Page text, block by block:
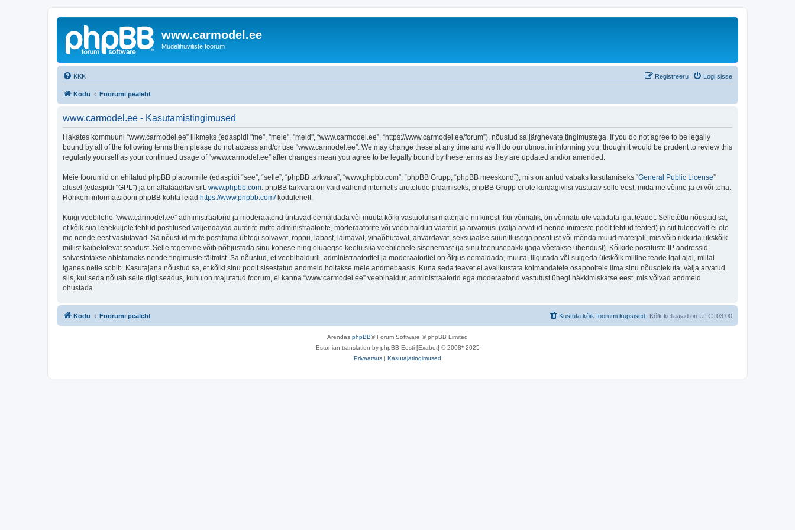
www.carmodel.ee
Mudelihuviliste foorum
KKK Logi sisse
Registreeru
Kodu Foorumi pealeht
www.carmodel.ee - Kasutamistingimused
Hakates kommuuni “www.carmodel.ee” liikmeks (edaspidi "me", "meie", "meid", “www.carmodel.ee”, “https://www.carmodel.ee/forum”), nõustud sa järgnevate tingimustega. If you do not agree to be legally
bound by all of the following terms then please do not access and/or use “www.carmodel.ee”. We may change these at any time and we’ll do our utmost in informing you, though it would be prudent to review this
regularly yourself as your continued usage of “www.carmodel.ee” after changes mean you agree to be legally bound by these terms as they are updated and/or amended.
Meie foorumid on ehitatud phpBB platvormile (edaspidi “see”, “selle”, “phpBB tarkvara”, “www.phpbb.com”, “phpBB Grupp, “phpBB meeskond”), mis on antud vabaks kasutamiseks “General Public License”
alusel (edaspidi “GPL”) ja on allalaaditav siit: www.phpbb.com . phpBB tarkvara on vaid vahend internetis arutelude pidamiseks, phpBB Grupp ei ole kuidagiviisi vastutav selle eest, mida me võime ja ei või teha.
Rohkem informatsiooni phpBB kohta leiad https://www.phpbb.com/kodulehelt.
Kuigi veebilehe “www.carmodel.ee” administraatorid ja moderaatorid üritavad eemaldada või muuta kõiki vastuolulisi materjale nii kiiresti kui võimalik, on võimatu üle vaadata igat teadet. Selletõttu nõustud sa,
et kõik siia leheküljele tehtud postitused väljendavad autorite mitte administraatorite, moderaatorite või veebihalduri vaateid ja arvamusi (välja arvatud nende inimeste poolt tehtud teated) ja siit tulenevalt ei ole
me nende eest vastutavad. Sa nõustud mitte postitama ühtegi solvavat, roppu, labast, laimavat, vihaõhutavat, ähvardavat, seksuaalse suunitlusega postitust või mõnda muud materjali, mis võib rikkuda ükskõik
millist käibelolevat seadust. Selle tegemine võib põhjustada sinu kohese ning eluaegse keelu siia veebilehele sisenemast (ja sinu teenusepakkujaga võetakse ühendust). Kõikide postituste IP aadressid
salvestatakse abistamaks nende tingimuste täitmist. Sa nõustud, et veebihalduril, administraatoritel ja moderaatoritel on õigus eemaldada, muuta, liigutada või sulgeda ükskõik milline teade igal ajal, millal
iganes neile sobib. Kasutajana nõustud sa, et kõiki sinu poolt sisestatud andmeid hoitakse meie andmebaasis. Kuna seda teavet ei avalikustata kolmandatele osapooltele ilma sinu nõusolekuta, välja arvatud
siis, kui seda nõuab selle riigi seadus, kuhu on majutatud foorum, ei kanna “www.carmodel.ee” veebihaldur, administraatorid ega moderaatorid vastutust ühegi häkkimiskatse eest, mis võivad andmeid
ohustada.
Kodu Foorumi pealeht Kõik kellaajad on UTC+03:00
Kustuta kõik foorumi küpsised
Arendas phpBB® Forum Software © phpBB Limited
Estonian translation by phpBB Eesti [Exabot] © 2008*-2025
Privaatsus | Kasutajatingimused